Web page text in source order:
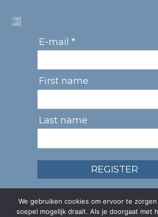
E-mail *
First name
Last name
REGISTER
We gebruiken cookies om ervoor te
soepel mogelijk draait. Als je doorgaat met